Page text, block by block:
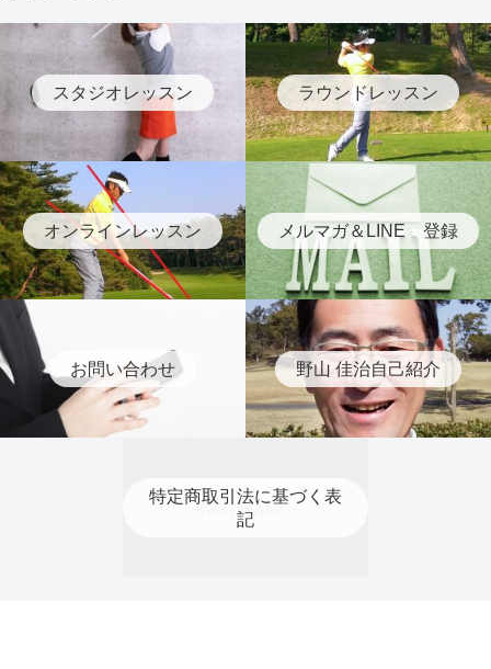
スタジオレッスン ラウンドレッスン
オンラインレッスン メルマガ＆LINE 登録
お問い合わせ 野山 佳治自己紹介
特定商取引法に基づく表
記